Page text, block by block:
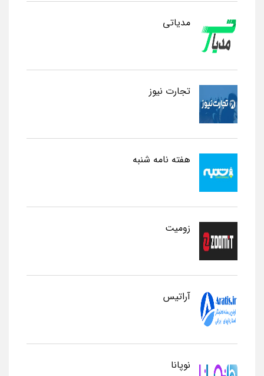
مدیاتی
تجارت نیوز
هفته نامه شنبه
زومیت
آراتیس
نوپانا